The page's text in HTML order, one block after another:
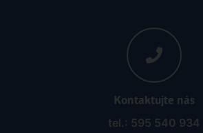
Kontaktujte nás
tel.: 595 540 934